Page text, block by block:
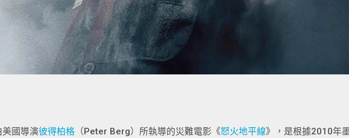
美國導演彼得柏格 （Peter Berg）所執導的災難電影《怒火地平線》，是根據2010年